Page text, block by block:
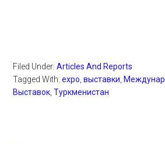
Filed Under:Articles And Reports
Tagged With:expo ,выставки
Выставок ,Туркменистан